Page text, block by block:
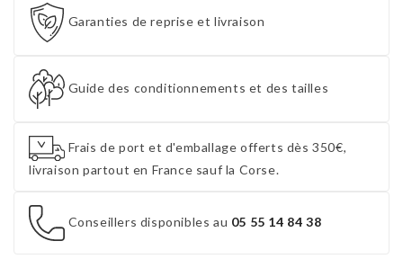
Garanties de reprise et livraison
Guide des conditionnements et des tailles
Frais de port et d'emballage offerts dès 350€,
livraison partout en France sauf la Corse.
Conseillers disponibles au 05 55 14 84 38